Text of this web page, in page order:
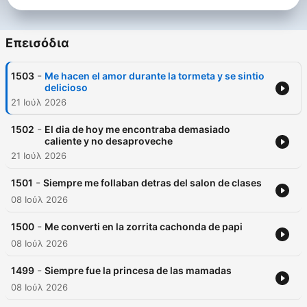
Επεισόδια
1503 - Me hacen el amor durante la tormeta y se sintio
delicioso
21 Ιούλ 2026
1502 - El dia de hoy me encontraba demasiado
caliente y no desaproveche
21 Ιούλ 2026
1501 - Siempre me follaban detras del salon de clases
08 Ιούλ 2026
1500 - Me converti en la zorrita cachonda de papi
08 Ιούλ 2026
1499 - Siempre fue la princesa de las mamadas
08 Ιούλ 2026